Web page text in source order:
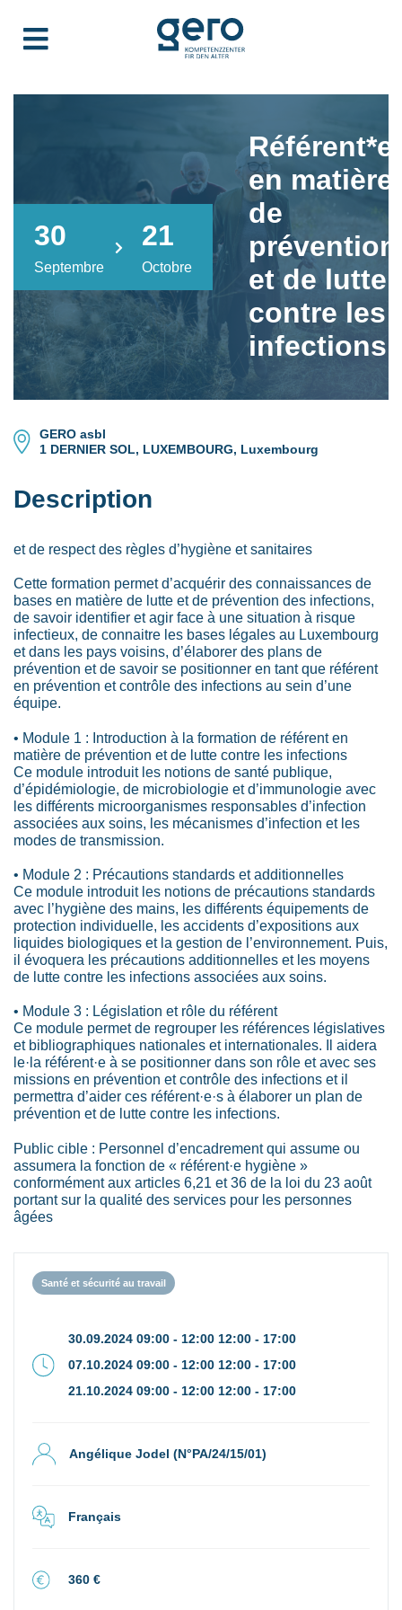
30
Septembre
21
Octobre
Référent*e
en matière
de
prévention
et de lutte
contre les
infections
GERO asbl
1 DERNIER SOL, LUXEMBOURG, Luxembourg
Description
et de respect des règles d’hygiène et sanitaires
Cette formation permet d’acquérir des connaissances de
bases en matière de lutte et de prévention des infections,
de savoir identifier et agir face à une situation à risque
infectieux, de connaitre les bases légales au Luxembourg
et dans les pays voisins, d’élaborer des plans de
prévention et de savoir se positionner en tant que référent
en prévention et contrôle des infections au sein d’une
équipe.
• Module 1 : Introduction à la formation de référent en
matière de prévention et de lutte contre les infections
Ce module introduit les notions de santé publique,
d’épidémiologie, de microbiologie et d’immunologie avec
les différents microorganismes responsables d’infection
associées aux soins, les mécanismes d’infection et les
modes de transmission.
• Module 2 : Précautions standards et additionnelles
Ce module introduit les notions de précautions standards
avec l’hygiène des mains, les différents équipements de
protection individuelle, les accidents d’expositions aux
liquides biologiques et la gestion de l’environnement. Puis,
il évoquera les précautions additionnelles et les moyens
de lutte contre les infections associées aux soins.
• Module 3 : Législation et rôle du référent
Ce module permet de regrouper les références législatives
et bibliographiques nationales et internationales. Il aidera
le·la référent·e à se positionner dans son rôle et avec ses
missions en prévention et contrôle des infections et il
permettra d’aider ces référent·e·s à élaborer un plan de
prévention et de lutte contre les infections.
Public cible : Personnel d’encadrement qui assume ou
assumera la fonction de « référent·e hygiène »
conformément aux articles 6,21 et 36 de la loi du 23 août
portant sur la qualité des services pour les personnes
âgées
Santé et sécurité au travail
30.09.2024 09:00 - 12:00 12:00 - 17:00
07.10.2024 09:00 - 12:00 12:00 - 17:00
21.10.2024 09:00 - 12:00 12:00 - 17:00
Angélique Jodel (N°PA/24/15/01)
Français
360 €